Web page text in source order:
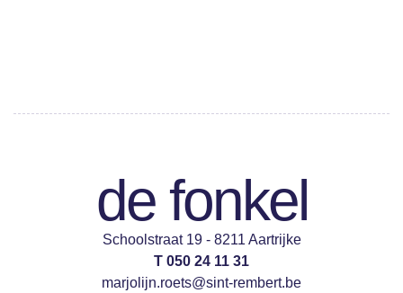
de fonkel
Schoolstraat 19 - 8211 Aartrijke
T 050 24 11 31
marjolijn.roets@sint-rembert.be